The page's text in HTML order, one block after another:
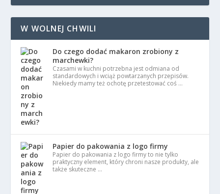
W WOLNEJ CHWILI
Do czego dodać makaron zrobiony z
marchewki?
Czasami w kuchni potrzebna jest odmiana od
standardowych i wciąż powtarzanych przepisów.
Niekiedy mamy też ochotę przetestować coś …
Papier do pakowania z logo firmy
Papier do pakowania z logo firmy to nie tylko
praktyczny element, który chroni nasze produkty, ale
także skuteczne …